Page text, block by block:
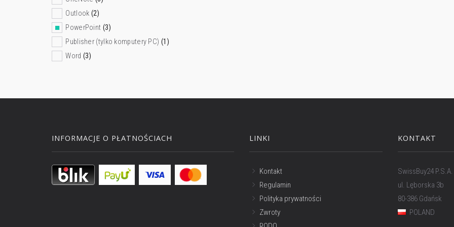
Outlook (2)
PowerPoint (3)
Publisher (tylko komputery PC) (1)
Word (3)
INFORMACJE O PŁATNOŚCIACH LINKI
Kontakt
Regulamin
Polityka prywatności
Zwroty
KONTAKT
SwissBuy24 P.S.A.
ul. Lęborska 3b
80-386 Gdańsk
POLAND